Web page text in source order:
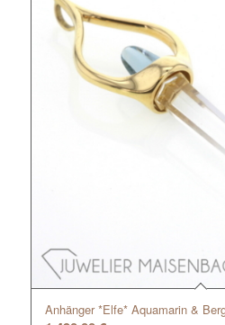
Anhänger *Elfe* Aquamarin &